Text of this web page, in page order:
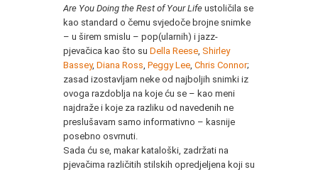
Are You Doing the Rest of Your Life ustoličila se
kao standard o čemu svjedoče brojne snimke
– u širem smislu – pop(ularnih) i jazz-
pjevačica kao što su Della Reese Shirley
Bassey, Diana Ross Peggy Lee Chris Connor;
zasad izostavljam neke od najboljih snimki iz
ovoga razdoblja na koje ću se – kao meni
najdraže i koje za razliku od navedenih ne
preslušavam samo informativno – kasnije
posebno osvrnuti.
Sada ću se, makar kataloški, zadržati na
pjevačima različitih stilskih opredjeljena koji su